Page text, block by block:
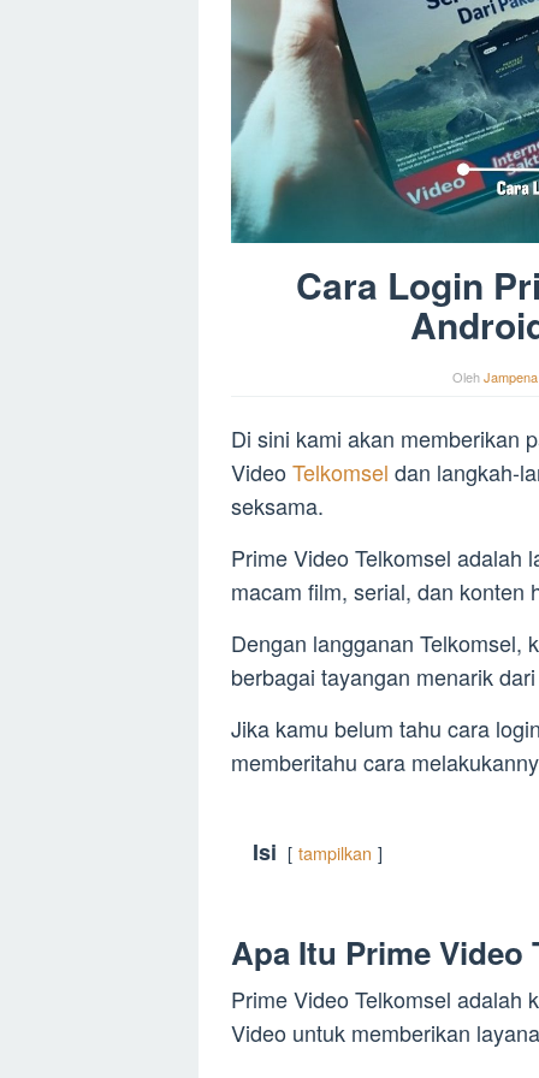
Cara Login
OlehJampena
Di sini kami akan memberikan
VideoTelkomsel dan langkah-
seksama.
Prime Video Telkomsel adalah
macam film, serial, dan konten
Dengan langganan Telkomsel,
berbagai tayangan menarik
Jika kamu belum tahu cara
memberitahu cara
Isi tampilkan
Apa Itu Prime Video
Prime Video Telkomsel adalah
Video untuk memberikan